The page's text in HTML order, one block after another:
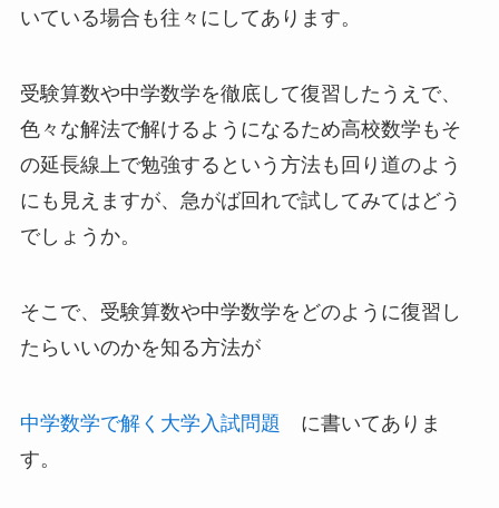
いている場合も往々にしてあります。
受験算数や中学数学を徹底して復習したうえで、
色々な解法で解けるようになるため高校数学もそ
の延長線上で勉強するという方法も回り道のよう
にも見えますが、急がば回れで試してみてはどう
でしょうか。
そこで、受験算数や中学数学をどのように復習し
たらいいのかを知る方法が
中学数学で解く大学入試問題 に書いてありま
す。